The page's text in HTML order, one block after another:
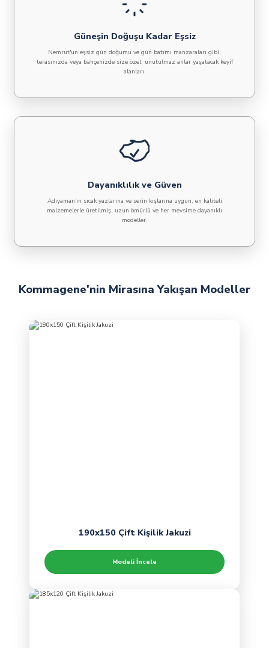
Güneşin Doğuşu Kadar Eşsiz
Nemrut'un eşsiz gün doğumu ve gün batımı manzaraları gibi,
terasınızda veya bahçenizde size özel, unutulmaz anlar yaşatacak keyif
alanları.
Dayanıklılık ve Güven
Adıyaman'ın sıcak yazlarına ve serin kışlarına uygun, en kaliteli
malzemelerle üretilmiş, uzun ömürlü ve her mevsime dayanıklı
modeller.
Kommagene'nin Mirasına Yakışan Modeller
190x150 Çift Kişilik Jakuzi
Modeli İncele